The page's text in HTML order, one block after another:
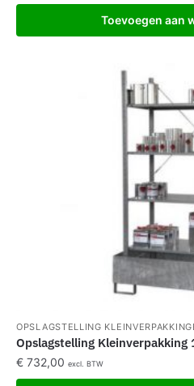
Toevoegen aan
OPSLAGSTELLING
Opslagstelling Kleinverpakking
€ 732,00 excl. BTW